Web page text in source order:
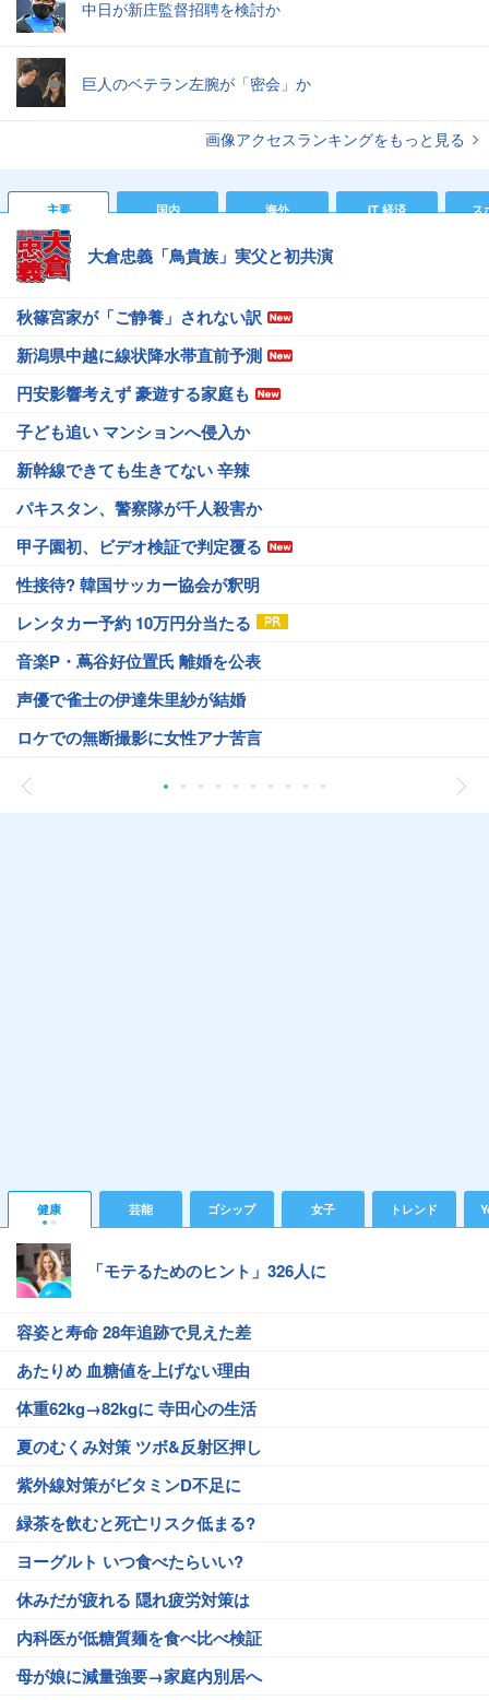
中日が新庄監督招聘を検討か
巨人のベテラン左腕が「密会」か
画像アクセスランキングをもっと見る
主要 国内 海外 IT 経済 ス
大倉忠義「鳥貴族」実父と初共演
秋篠宮家が「ご静養」されない訳
新潟県中越に線状降水帯直前予測
円安影響考えず 豪遊する家庭も
子ども追い マンションへ侵入か
新幹線できても生きてない 辛辣
パキスタン、警察隊が千人殺害か
甲子園初、ビデオ検証で判定覆る
性接待? 韓国サッカー協会が釈明
レンタカー予約 10万円分当たる
音楽P・蔦谷好位置氏 離婚を公表
声優で雀士の伊達朱里紗が結婚
ロケでの無断撮影に女性アナ苦言
健康 芸能 ゴシップ 女子 トレンド
「モテるためのヒント」326人に
容姿と寿命 28年追跡で見えた差
あたりめ 血糖値を上げない理由
体重62kg→82kgに 寺田心の生活
夏のむくみ対策 ツボ&反射区押し
紫外線対策がビタミンD不足に
緑茶を飲むと死亡リスク低まる?
ヨーグルト いつ食べたらいい?
休みだが疲れる 隠れ疲労対策は
内科医が低糖質麺を食べ比べ検証
母が娘に減量強要→家庭内別居へ